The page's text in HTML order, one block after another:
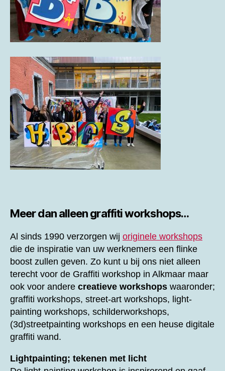
Meer dan alleen graffiti workshops…
Al sinds 1990 verzorgen wij originele workshops
die de inspiratie van uw werknemers een flinke
boost zullen geven. Zo kunt u bij ons niet alleen
terecht voor de Graffiti workshop in Alkmaar maar
ook voor andere creatieve workshops waaronder;
graffiti workshops, street-art workshops, light-
painting workshops, schilderworkshops,
(3d)streetpainting workshops en een heuse digitale
graffiti wand.
Lightpainting; tekenen met licht